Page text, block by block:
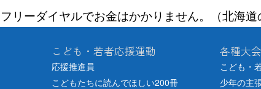
リーダイヤルでお金はかかりません。（北海道
こども・若者応援運動
応援推進員
こどもたちに読んでほしい200冊
各種大
こども・
少年の主